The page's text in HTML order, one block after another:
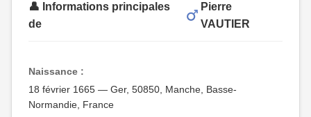
👤 Informations principales
de
Pierre
VAUTIER
Naissance :
18 février 1665 — Ger, 50850, Manche, Basse-
Normandie, France